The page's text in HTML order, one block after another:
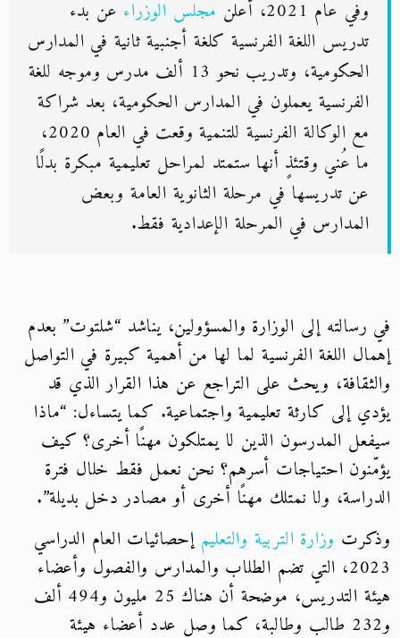
وفي عام 2021، أعلن مجلس الوزراء عن بدء
تدريس اللغة الفرنسية كلغة أجنبية ثانية في المدارس
الحكومية، وتدريب نحو 13 ألف مدرس وموجه للغة
الفرنسية يعملون في المدارس الحكومية، بعد شراكة
مع الوكالة الفرنسية للتنمية وقعت في العام 2020،
ما عُني وقتئذٍ أنها ستمتد لمراحل تعليمية مبكرة بدلًا
عن تدريسها في مرحلة الثانوية العامة وبعض
المدارس في المرحلة الإعدادية فقط.
في رسالته إلى الوزارة والمسؤولين، يناشد “شلتوت” بعدم
إهمال اللغة الفرنسية لما لها من أهمية كبيرة في التواصل
والثقافة، ويحث على التراجع عن هذا القرار الذي قد
يؤدي إلى كارثة تعليمية واجتماعية. كما يتساءل: “ماذا
سيفعل المدرسون الذين لا يمتلكون مهنًا أخرى؟ كيف
يؤمّنون احتياجات أسرهم؟ نحن نعمل فقط خلال فترة
الدراسة، ولا نمتلك مهنًا أخرى أو مصادر دخل بديلة”.
وذكرت وزارة التربية والتعليم إحصائيات العام الدراسي
2023، التي تضم الطلاب والمدارس والفصول وأعضاء
هيئة التدريس، موضحة أن هناك 25 مليون و494 ألف
و232 طالب وطالبة، كما وصل عدد أعضاء هيئة